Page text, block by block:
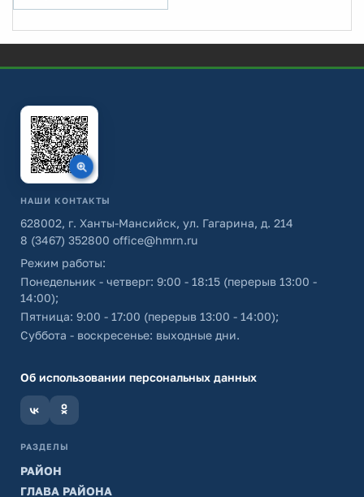
НАШИ КОНТАКТЫ
628002, г. Ханты-Мансийск, ул. Гагарина, д. 214
8 (3467) 352800 office@hmrn.ru
Режим работы:
Понедельник - четверг: 9:00 - 18:15 (перерыв 13:00 -
14:00);
Пятница: 9:00 - 17:00 (перерыв 13:00 - 14:00);
Суббота - воскресенье: выходные дни.
Об использовании персональных данных
РАЗДЕЛЫ
РАЙОН
ГЛАВА РАЙОНА